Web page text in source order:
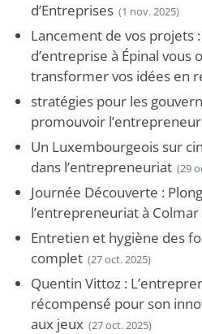
d’Entreprises (1 nov. 2025)
Lancement de vos projets
d’entreprise à Épinal
transformer vos idées en
stratégies pour les
promouvoir
Un Luxembourgeois sur
dans l’entrepreneuriat (29
Journée Découverte :
l’entrepreneuriat à Colmar
Entretien et hygiène des
complet (27 oct. 2025)
Quentin Vittoz :
récompensé pour son
aux jeux (27 oct. 2025)